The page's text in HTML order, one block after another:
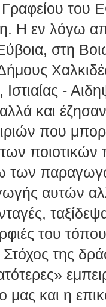
του
Η εν λόγω
στη
Ιστιαίας -
και
που
ποιοτικών
αυτών
του
Στόχος της
μας και η